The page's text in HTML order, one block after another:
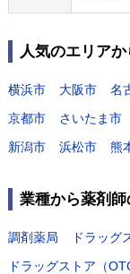
人気のエリア
横浜市 大阪市 名
京都市
さいたま市
新潟市
浜松市 熊
業種から薬剤
調剤薬局
ドラッグ
ドラッグストア（